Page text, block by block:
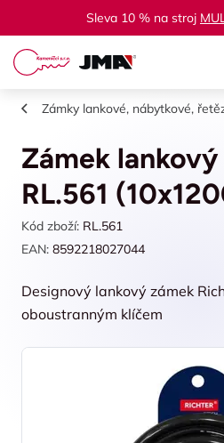
Sleva 10 % na stroj
Zámky lankové, nábytkové,
Zámek
RL.561
Kód zboží: RL.561
EAN: 8592218027044
Designový lankový zámek
oboustranným klíčem